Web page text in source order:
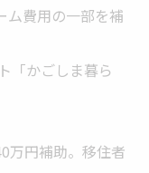
ム費用の一部を補
「かごしま暮ら
万円補助。移住者